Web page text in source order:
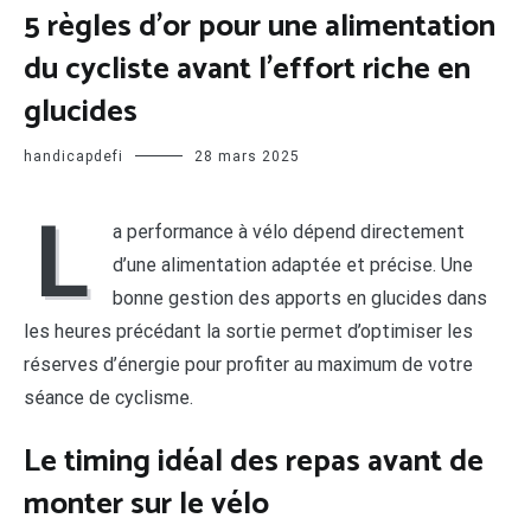
5 règles d’or pour une alimentation
du cycliste avant l’effort riche en
glucides
handicapdefi 28 mars 2025
L
a performance à vélo dépend directement
d’une alimentation adaptée et précise. Une
bonne gestion des apports en glucides dans
les heures précédant la sortie permet d’optimiser les
réserves d’énergie pour profiter au maximum de votre
séance de cyclisme.
Le timing idéal des repas avant de
monter sur le vélo